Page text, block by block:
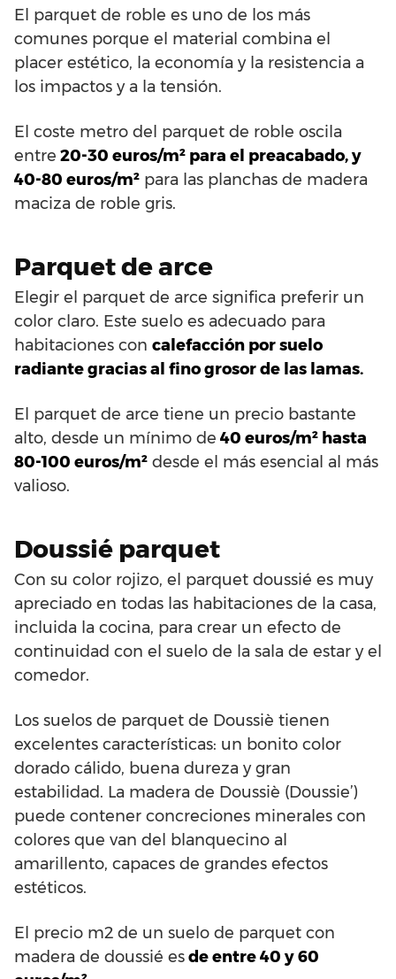
El parquet de roble es uno de los más
comunes porque el material combina el
placer estético, la economía y la resistencia a
los impactos y a la tensión.
El coste metro del parquet de roble oscila
entre 20-30 euros/m² para el preacabado, y
40-80 euros/m² para las planchas de madera
maciza de roble gris.
Parquet de arce
Elegir el parquet de arce significa preferir un
color claro. Este suelo es adecuado para
habitaciones con calefacción por suelo
radiante gracias al fino grosor de las lamas.
El parquet de arce tiene un precio bastante
alto, desde un mínimo de 40 euros/m² hasta
80-100 euros/m² desde el más esencial al más
valioso.
Doussié parquet
Con su color rojizo, el parquet doussié es muy
apreciado en todas las habitaciones de la casa,
incluida la cocina, para crear un efecto de
continuidad con el suelo de la sala de estar y el
comedor.
Los suelos de parquet de Doussiè tienen
excelentes características: un bonito color
dorado cálido, buena dureza y gran
estabilidad. La madera de Doussiè (Doussie’)
puede contener concreciones minerales con
colores que van del blanquecino al
amarillento, capaces de grandes efectos
estéticos.
El precio m2 de un suelo de parquet con
madera de doussié esde entre 40 y 60